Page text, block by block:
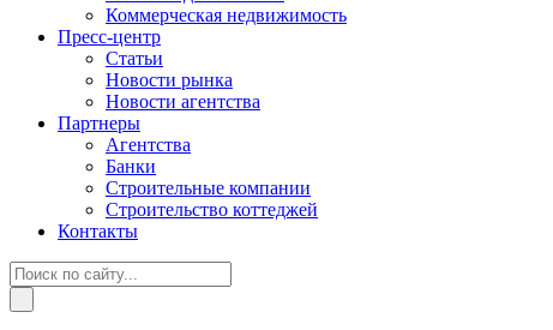
Коммерческая недвижимость
Пресс-центр
Статьи
Новости рынка
Новости агентства
Партнеры
Агентства
Банки
Строительные компании
Строительство коттеджей
Контакты